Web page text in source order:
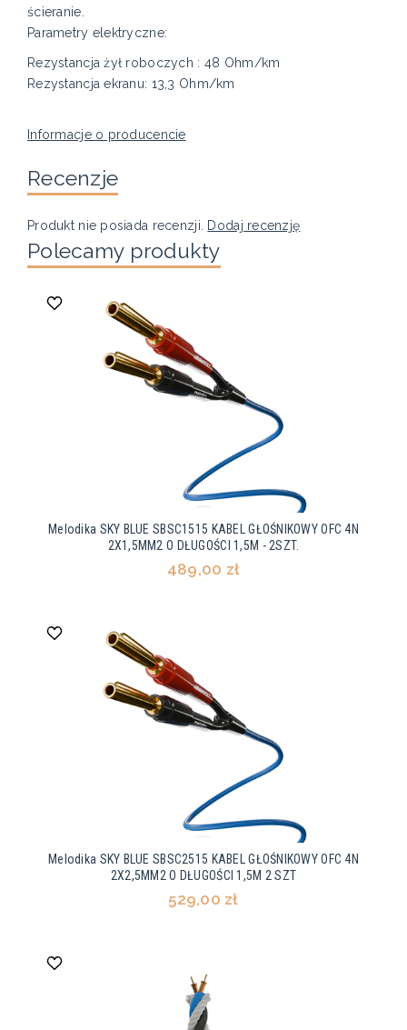
ścieranie.
Parametry elektryczne:
Rezystancja żył roboczych : 48 Ohm/km
Rezystancja ekranu: 13,3 Ohm/km
Informacje o producencie
Recenzje
Produkt nie posiada recenzji. Dodaj recenzję
Polecamy produkty
Melodika SKY BLUE SBSC1515 KABEL GŁOŚNIKOWY OFC 4N
2X1,5MM2 O DŁUGOŚCI 1,5M - 2SZT.
489,00 zł
Melodika SKY BLUE SBSC2515 KABEL GŁOŚNIKOWY OFC 4N
2X2,5MM2 O DŁUGOŚCI 1,5M 2 SZT
529,00 zł